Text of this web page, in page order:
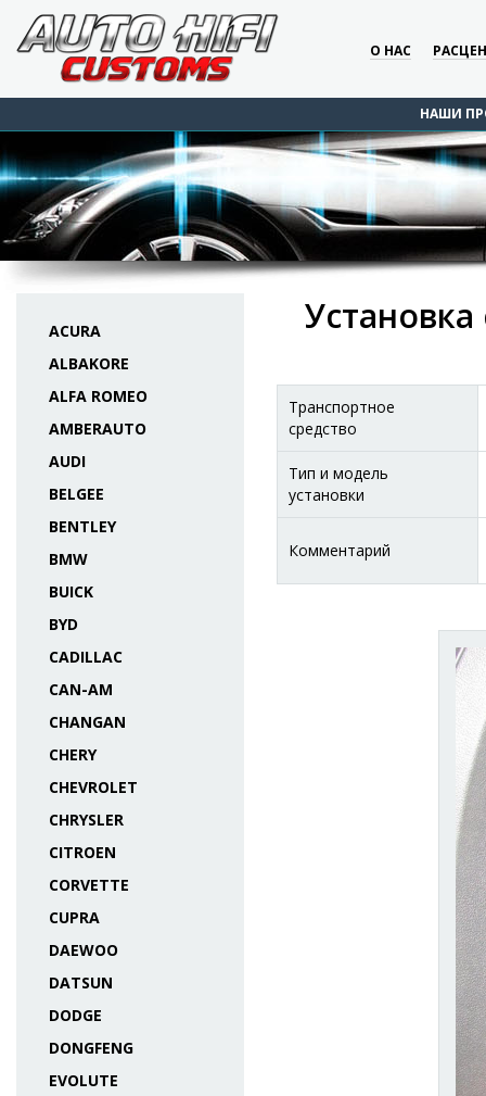
О НАС
НАШИ
ACURA
ALBAKORE
ALFA ROMEO
AMBERAUTO
AUDI
BELGEE
BENTLEY
BMW
BUICK
BYD
CADILLAC
CAN-AM
CHANGAN
CHERY
CHEVROLET
CHRYSLER
CITROEN
CORVETTE
CUPRA
DAEWOO
DATSUN
DODGE
DONGFENG
EVOLUTE
Транспортное
средство
Тип и модель
установки
Комментарий